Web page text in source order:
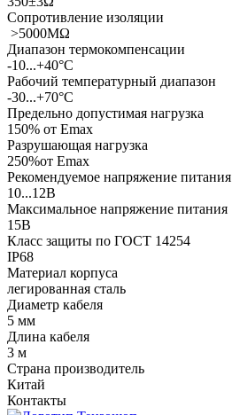
Сопротивление изоляции
>5000MΩ
Диапазон термокомпенсации
-10...+40°С
Рабочий температурный диапазон
-30...+70°С
Предельно допустимая нагрузка
150% от Еmax
Разрушающая нагрузка
250%от Еmax
Рекомендуемое напряжение питания
10...12В
Максимальное напряжение питания
15В
Класс защиты по ГОСТ 14254
IP68
Материал корпуса
легированная сталь
Диаметр кабеля
5 мм
Длина кабеля
3 м
Страна производитель
Китай
Контакты